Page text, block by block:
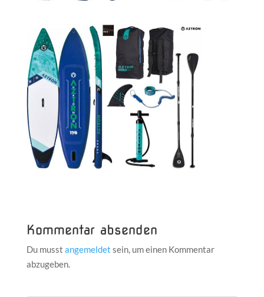
Kommentar absenden
Du musst angemeldet sein, um einen Kommentar
abzugeben.